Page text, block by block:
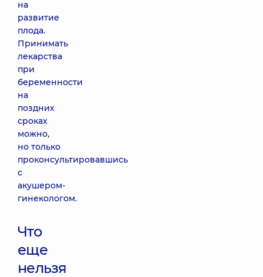
на
развитие
плода.
Принимать
лекарства
при
беременности
на
поздних
сроках
можно,
но только
проконсультировавшись
с
акушером-
гинекологом.
Что
еще
нельзя